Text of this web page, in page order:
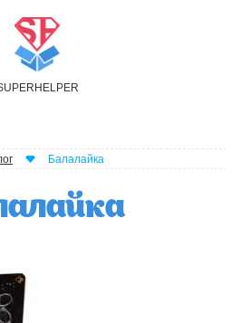
UPER H ELPER
Балалайка